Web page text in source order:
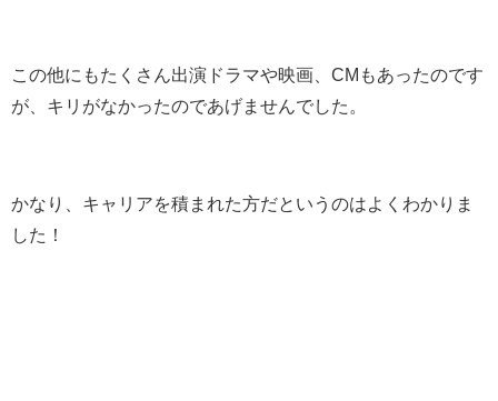
この他にもたくさん出演ドラマや映画、CMもあったのです
が、キリがなかったのであげませんでした。
かなり、キャリアを積まれた方だというのはよくわかりま
した！